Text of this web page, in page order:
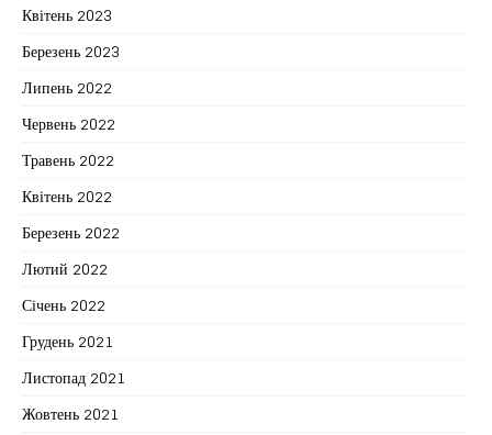
Квітень 2023
Березень 2023
Липень 2022
Червень 2022
Травень 2022
Квітень 2022
Березень 2022
Лютий 2022
Січень 2022
Грудень 2021
Листопад 2021
Жовтень 2021